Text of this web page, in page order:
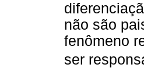
não são
fenômeno
ser